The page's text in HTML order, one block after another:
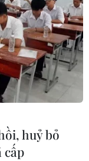
điện tử
kinh doanh,
tới mục
quản lý và
huỷ bỏ
cấp